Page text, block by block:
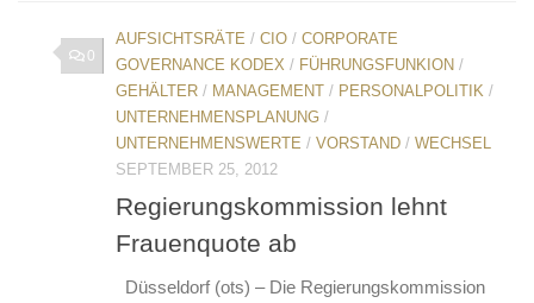
0
AUFSICHTSRÄTE / CIO / CORPORATE
GOVERNANCE KODEX / FÜHRUNGSFUNKION /
GEHÄLTER / MANAGEMENT / PERSONALPOLITIK /
UNTERNEHMENSPLANUNG /
UNTERNEHMENSWERTE / VORSTAND / WECHSEL
SEPTEMBER 25, 2012
Regierungskommission lehnt
Frauenquote ab
Düsseldorf (ots) – Die Regierungskommission